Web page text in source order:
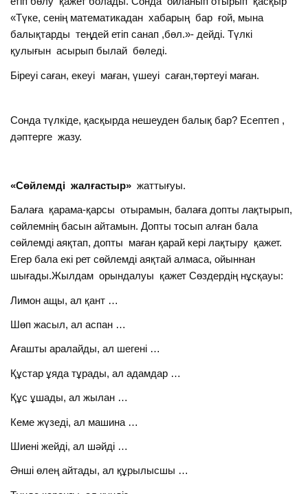
«Түке, сенің математикадан хабарың бар ғой, мына
балықтарды теңдей етіп санап ,бөл.»- дейді. Түлкі
қулығын асырып былай бөледі.
Біреуі саған, екеуі маған, үшеуі саған,төртеуі маған.
Сонда түлкіде, қасқырда нешеуден балық бар? Есептеп ,
дәптерге жазу.
«Сөйлемді жалғастыр» жаттығуы.
Балаға қарама-қарсы отырамын, балаға допты лақтырып,
сөйлемнің басын айтамын. Допты тосып алған бала
сөйлемді аяқтап, допты маған қарай кері лақтыру қажет.
Егер бала екі рет сөйлемді аяқтай алмаса, ойыннан
шығады.Жылдам орындалуы қажет Сөздердің нұсқауы:
Лимон ащы, ал қант …
Шөп жасыл, ал аспан …
Ағашты аралайды, ал шегені …
Құстар ұяда тұрады, ал адамдар …
Құс ұшады, ал жылан …
Кеме жүзеді, ал машина …
Шиені жейді, ал шәйді …
Әнші өлең айтады, ал құрылысшы …